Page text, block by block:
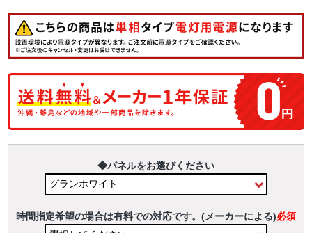
◆パネルをお選びください
時間指定希望の場合は有料での対応です。(メーカーによる)必須